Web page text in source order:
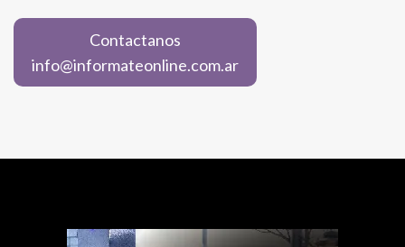
Contactanos
info@informateonline.com.ar